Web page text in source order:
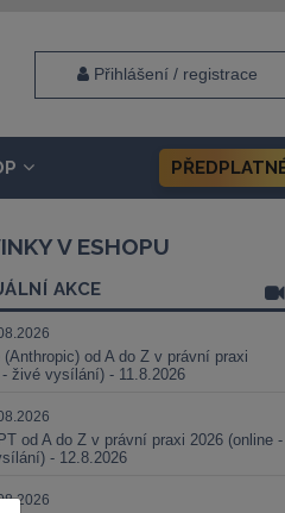
Přihlášení / registrace
V ESHOPU
AKCE
(Anthropic) od A do Z v právní praxi
- živé vysílání) - 11.8.2026
od A do Z v právní praxi 2026 (online -
- 12.8.2026